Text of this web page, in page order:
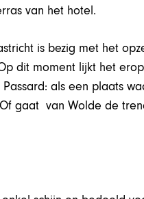
van het hotel.
is bezig met het
dit moment lijkt het
als een plaats
gaat van Wolde de